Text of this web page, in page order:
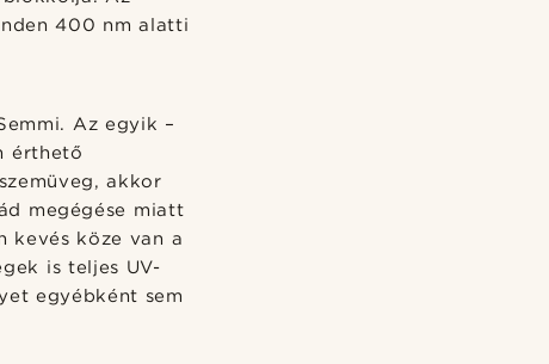
400 nm alatti
Az egyik –
érthető
akkor
megégése miatt
kevés köze van a
is teljes UV-
egyébként sem